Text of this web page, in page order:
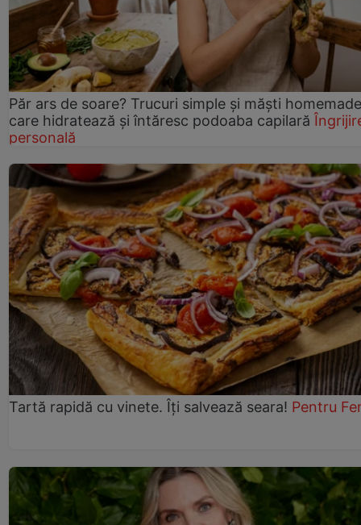
Păr ars de soare? Trucuri simple și măști homemade
care hidratează și întăresc podoaba capilară
personală
Tartă rapidă cu vinete. Îți salvează seara! Pentru